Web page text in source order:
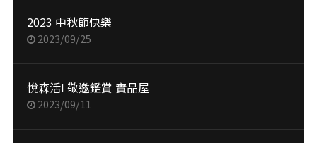
2023 中秋節快樂
2023/09/25
悅森活I 敬邀鑑賞 實品屋
2023/09/11